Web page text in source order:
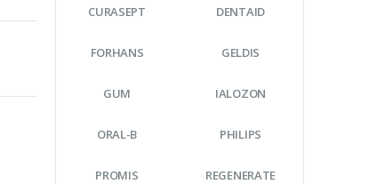
CURASEPT DENTAID
FORHANS GELDIS
GUM IALOZON
ORAL-B PHILIPS
PROMIS REGENERATE